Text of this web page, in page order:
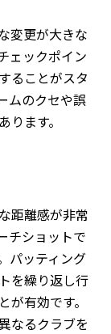
変更が大きな
ェックポイン
ることがスタ
ムのクセや誤
ます。
距離感が非常
チショットで
パッティング
を繰り返し行
有効です。
なるクラブを